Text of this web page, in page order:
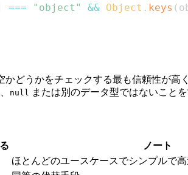
=== "object" && Object . keys (
かどうかをチェックする最も信頼性が高
null または別のデータ型ではないこと
ノート
ほとんどのユースケースでシンプルで高